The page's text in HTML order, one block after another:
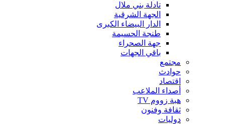
تادلة بني ملال
الجهة الشرقية
الدار البيضاء الكبرى
طنجة الحسيمة
جهة الصحراء
باقي الجهات
مجتمع
حوادث
اقتصاد
أصداء الملاعب
هبة زووم TV
ثقافة وفنون
دوليات